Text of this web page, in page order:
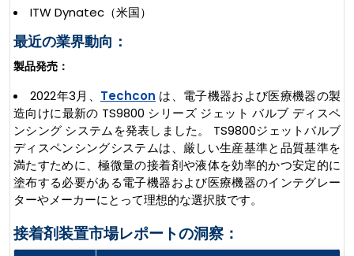
ITW Dynatec（米国）
最近の業界動向：
製品発売：
2022年3月、 Techcon は、電子機器および医療機器の製
造向けに最新の TS9800 シリーズ ジェット バルブ ディスペ
ンシング システムを発表しました。 TS9800ジェットバルブ
ディスペンシングシステムは、厳しい生産基準と品質基準を
満たすために、極微量の接着剤や液体を効率的かつ安定的に
塗布する必要がある電子機器および医療機器のインテグレー
ターやメーカーにとって理想的な選択肢です。
接着剤装置市場レポートの洞察：